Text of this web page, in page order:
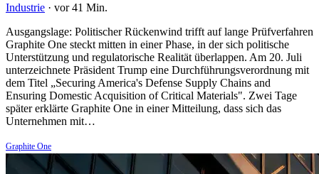
Industrie · vor 41 Min.
Ausgangslage: Politischer Rückenwind trifft auf lange Prüfverfahren
Graphite One steckt mitten in einer Phase, in der sich politische
Unterstützung und regulatorische Realität überlappen. Am 20. Juli
unterzeichnete Präsident Trump eine Durchführungsverordnung mit
dem Titel „Securing America's Defense Supply Chains and
Ensuring Domestic Acquisition of Critical Materials". Zwei Tage
später erklärte Graphite One in einer Mitteilung, dass sich das
Unternehmen mit…
Graphite One